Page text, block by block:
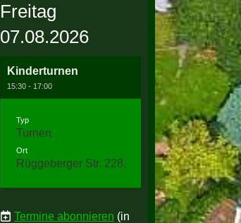
Freitag
07.08.2026
Kinderturnen
15:30 - 17:00
Typ
Turnen
Ort
Rüggeberger Str. 228, 58256 Ennepetal
Termine abonnieren (in